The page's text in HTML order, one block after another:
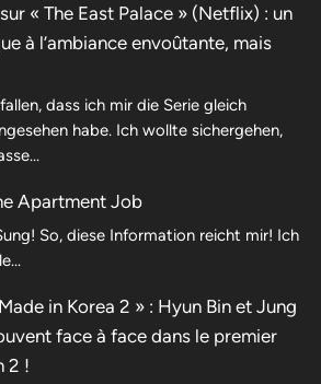
« The East Palace » (Netflix) : un
à l’ambiance envoûtante, mais
dass ich mir die Serie gleich
habe. Ich wollte sichergehen,
Apartment Job
So, diese Information reicht mir! Ich
in Korea 2 » : Hyun Bin et Jung
face à face dans le premier
2 !